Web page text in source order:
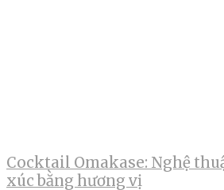
Cocktail Omakase: Nghệ
xúc bằng hương vị